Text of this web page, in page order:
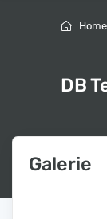
Home
DB
Galerie